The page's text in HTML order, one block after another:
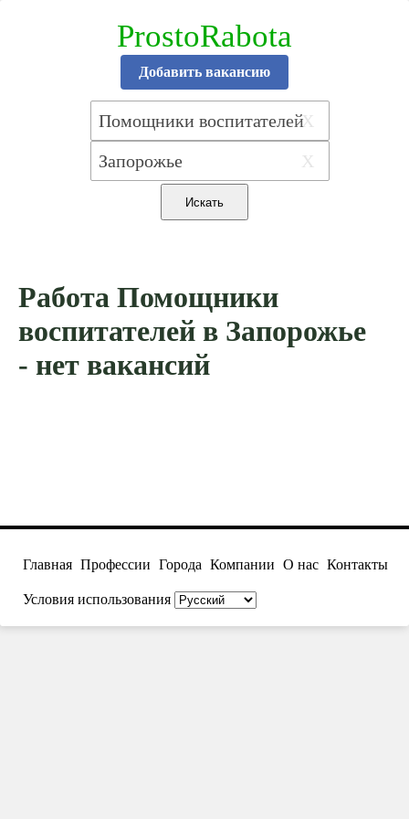
ProstoRabota
Добавить вакансию
X
X
Работа Помощники
воспитателей в Запорожье
- нет вакансий
Главная Профессии Города Компании О нас Контакты
Условия использования